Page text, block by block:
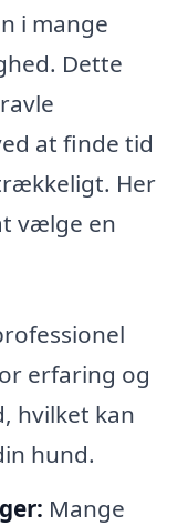
i mange
Dette
at finde tid
Her
vælge en
erfaring og
hvilket kan
hund.
Mange